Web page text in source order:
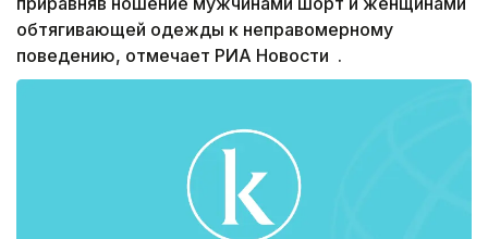
обтягивающей одежды к неправомерному
поведению, отмечает РИА Новости .